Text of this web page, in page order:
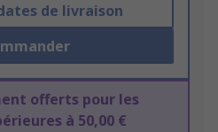
de livraison
offerts pour les
à 50,00 €